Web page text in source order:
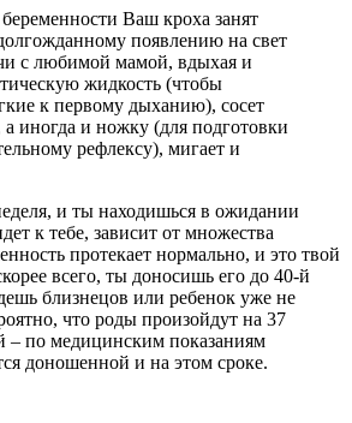
Ваш кроха занят
появлению на свет
с любимой мамой, вдыхая и
жидкость (чтобы
к первому дыханию), сосет
иногда и ножку (для подготовки
рефлексу), мигает и
и ты находишься в ожидании
к тебе, зависит от множества
протекает нормально, и это твой
всего, ты доносишь его до 40-й
близнецов или ребенок уже не
что роды произойдут на 37
– по медицинским показаниям
доношенной и на этом сроке.